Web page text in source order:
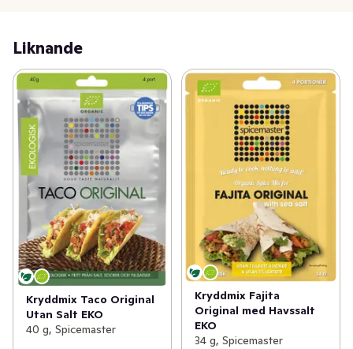
Liknande
Kryddmix Taco Original
Utan Salt EKO
40 g, Spicemaster
Kryddmix Fajita
Original med Havssalt
EKO
34 g, Spicemaster